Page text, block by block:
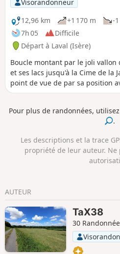
myrtilliers. Il passe le flanc des
Jaunes, rejoint le GR®®738 et
des alpages. En longeant les
la Crête des Îlettes, le col
un décor minéral et s'atteint,
raide pierrier, avec, comme
récompense, une magnifique
Lac du Cos et les cimes du massif
d'Allervard.
Visorandonneur
12,96 km
+1 170 m
-
7h 05
Difficile
Départ à Laval (Isère)
Boucle montant par le joli vallon
et ses lacs jusqu'à la Cime de la
point de vue de par sa position
entre Belledonne et Sept-Laux.
Prapoutel.
Pour plus de randonnées,
.
Les descriptions et la trace
propriété de leur auteur. Ne
AUTEUR
TaX38
30